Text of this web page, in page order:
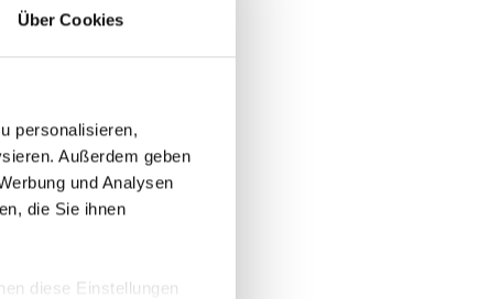
Über Cookies
personalisieren,
Außerdem geben
und Analysen
die Sie ihnen
diese Einstellungen